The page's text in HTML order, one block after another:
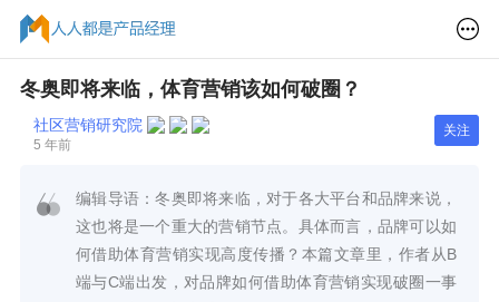
冬奥即将来临，体育营销该如何破圈？
社区营销研究院
5 年前
关注
编辑导语：冬奥即将来临，对于各大平台和品牌来说，
这也将是一个重大的营销节点。具体而言，品牌可以如
何借助体育营销实现高度传播？本篇文章里，作者从B
端与C端出发，对品牌如何借助体育营销实现破圈一事